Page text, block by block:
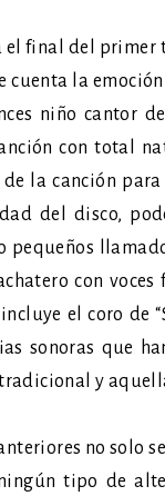
final del primer
cuenta la
niño cantor
con total
la canción
del disco,
con
el coro de
sonoras que
y
no solo
tipo de